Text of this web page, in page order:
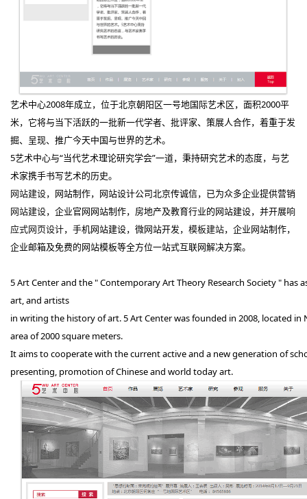
艺术中心2008年成立，位于北京朝阳区一号地国际艺术区，面积2000平
米，它将与当下活跃的一批新一代学者、批评家、策展人合作，着重于发
掘、呈现、推广今天中国与世界的艺术。
5艺术中心与“当代艺术理论研究学会”一道，秉持研究艺术的态度，与艺
术家携手书写艺术的历史。
网站建设，网站制作，网站设计公司北京传诚信，已为众多企业提供营销
网站建设，企业官网网站制作，房地产及教育行业的网站建设，并开展响
应式网页设计，手机网站建设，微网站开发， 模板建站，企业网站制作，
企业邮箱及免费的网站模板等全方位一站式互联网解决方案。
5 Art Center and the " Contemporary Art Theory Research Society "
art, and artists
in writing the history of art. 5 Art Center was founded in 2008, located
area of 2000 square meters.
It aims to cooperate with the current active and a new generation of
presenting, promotion of Chinese and world today art.